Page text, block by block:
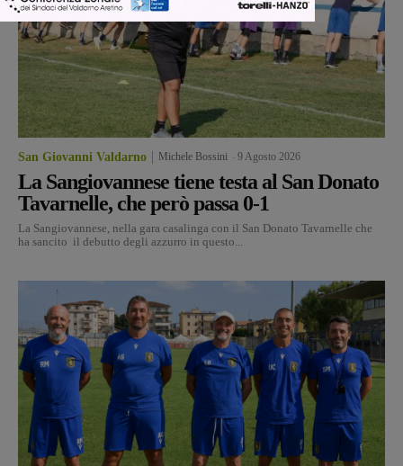
San Giovanni Valdarno Michele Bossini 9 Agosto 2026
La Sangiovannese tiene testa al San Donato
Tavarnelle, che però passa 0-1
La Sangiovannese, nella gara casalinga con il San Donato Tavarnelle che
ha sancito il debutto degli azzurro in questo...